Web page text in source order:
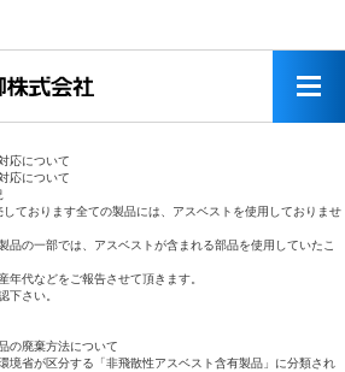
応について
応について
ております全ての製品には、アスベストを使用しておりませ
品の一部では、アスベストが含まれる部品を使用していたこ
年代などをご報告させて頂きます。
下さい。
の廃棄方法について
境省が区分する「非飛散性アスベスト含有製品」に分類され